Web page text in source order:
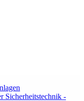
Sicherheitstechnik -